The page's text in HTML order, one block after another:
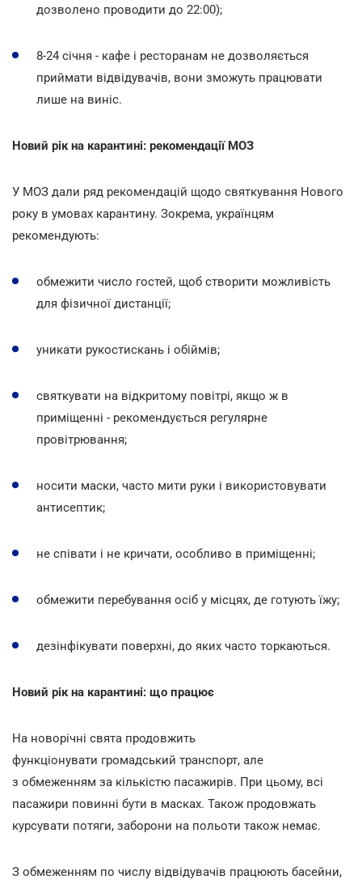
дозволено проводити до 22:00);
8-24 січня - кафе і ресторанам не дозволяється
приймати відвідувачів, вони зможуть працювати
лише на виніс.
Новий рік на карантині: рекомендації МОЗ
У МОЗ дали ряд рекомендацій щодо святкування Нового
року в умовах карантину. Зокрема, українцям
рекомендують:
обмежити число гостей, щоб створити можливість
для фізичної дистанції;
уникати рукостискань і обіймів;
святкувати на відкритому повітрі, якщо ж в
приміщенні - рекомендується регулярне
провітрювання;
носити маски, часто мити руки і використовувати
антисептик;
не співати і не кричати, особливо в приміщенні;
обмежити перебування осіб у місцях, де готують їжу;
дезінфікувати поверхні, до яких часто торкаються.
Новий рік на карантині: що працює
На новорічні свята продовжить
функціонувати громадський транспорт, але
з обмеженням за кількістю пасажирів. При цьому, всі
пасажири повинні бути в масках. Також продовжать
курсувати потяги, заборони на польоти також немає.
З обмеженням по числу відвідувачів працюють басейни,